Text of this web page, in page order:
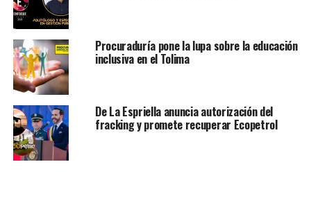
Procuraduría pone la lupa sobre la educación
inclusiva en el Tolima
De La Espriella anuncia autorización del
fracking y promete recuperar Ecopetrol